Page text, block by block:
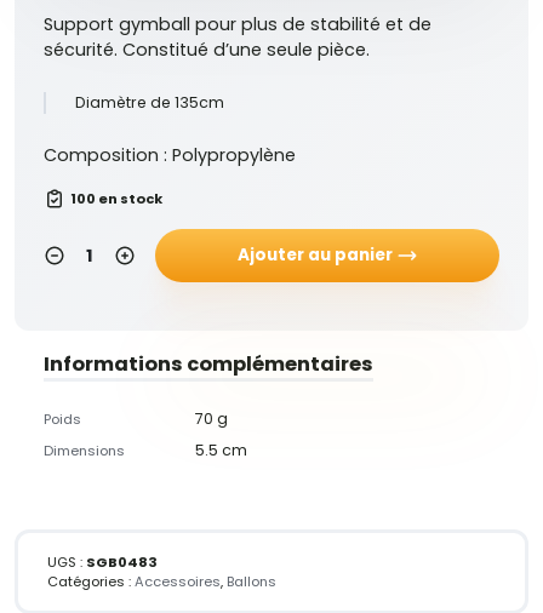
Support gymball pour plus de stabilité et de
sécurité. Constitué d’une seule pièce.
Diamètre de 135cm
Composition : Polypropylène
100 en stock
Ajouter au panier
Informations complémentaires
Poids 70 g
Dimensions 5.5 cm
UGS : SGB0483
Catégories :Accessoires, Ballons